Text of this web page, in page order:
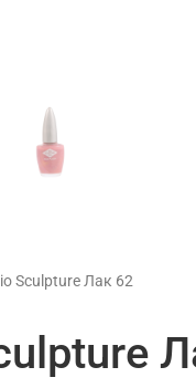
Sculpture Лак 62